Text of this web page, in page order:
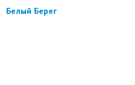
Белый Берег